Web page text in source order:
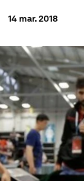
14 mar. 2018